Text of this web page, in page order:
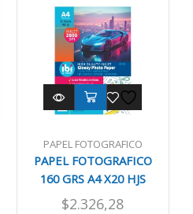
Gr
A4
X50
HJS
620120
cantidad
PAPEL FOTOGRAFICO
PAPEL FOTOGRAFICO
160 GRS A4 X20 HJS
HP/CANON/LEMA
$2.326,28